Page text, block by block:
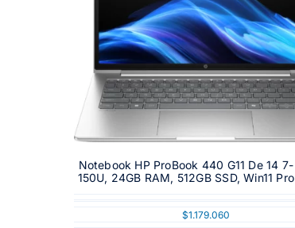
Notebook HP ProBook 440 G11 De 14 7-
150U, 24GB RAM, 512GB SSD, Win11 Pro
$1.179.060